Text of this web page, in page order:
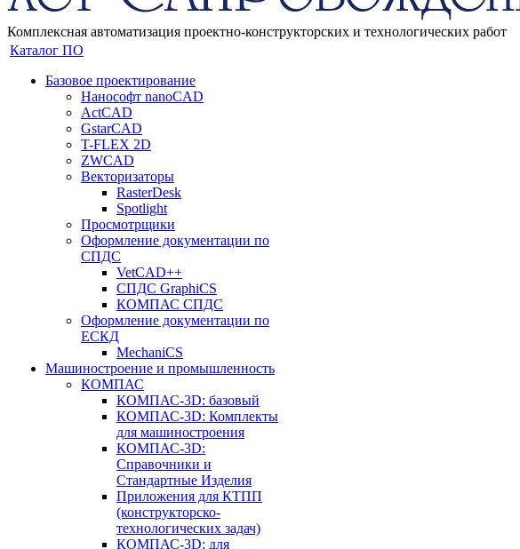
Комплексная автоматизация проектно-конструкторских и технологических работ
Каталог ПО
Базовое проектирование
Нанософт nanoCAD
ActCAD
GstarCAD
T-FLEX 2D
ZWCAD
Векторизаторы
RasterDesk
Spotlight
Просмотрщики
Оформление документации по
СПДС
VetCAD++
СПДС GraphiCS
КОМПАС СПДС
Оформление документации по
ЕСКД
MechaniCS
Машиностроение и промышленность
КОМПАС
КОМПАС-3D: базовый
КОМПАС-3D: Комплекты
для машиностроения
КОМПАС-3D:
Справочники и
Стандартные Изделия
Приложения для КТПП
(конструкторско-
технологических задач)
КОМПАС-3D: для